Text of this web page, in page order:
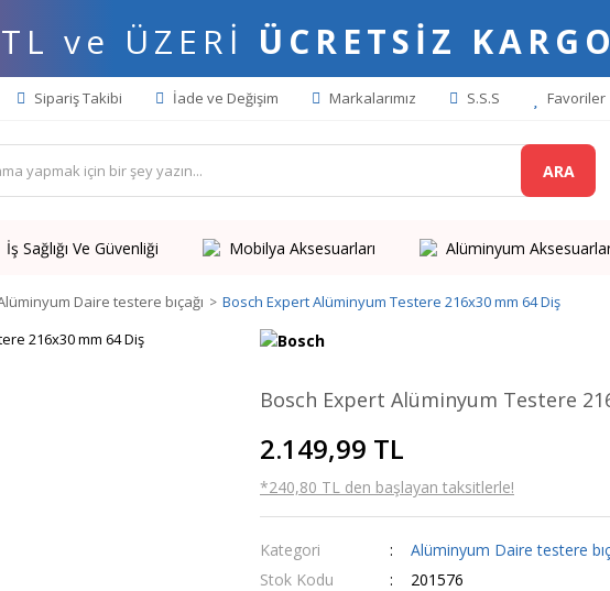
ve ÜZERİ ÜCRETSİZ KARGO
Sipariş Takibi İade ve Değişim Markalarımız S.S.S Favoriler
ARA
İş Sağlığı Ve Güvenliği Mobilya Aksesuarları Alüminyum
Daire testere bıçağı Bosch Expert Alüminyum Testere 216x30 mm 64 Diş
Bosch Expert Alüminyum Testere
2.149,99 TL
*240,80 TL den başlayan taksitlerle!
Kategori
Alüminyum Daire testere
Stok Kodu
201576